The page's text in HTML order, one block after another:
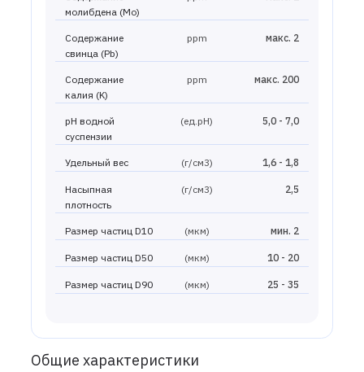
молибдена (Mo)
Содержание
свинца (Pb)
ppm макс. 2
Содержание
калия (K)
ppm макс. 200
pH водной
суспензии
(ед.рН) 5,0 - 7,0
Удельный вес (г/см3) 1,6 - 1,8
Насыпная
плотность
(г/см3) 2,5
Размер частиц D10 (мкм) мин. 2
Размер частиц D50 (мкм) 10 - 20
Размер частиц D90 (мкм) 25 - 35
Общие характеристики